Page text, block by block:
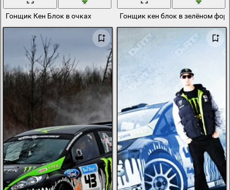
Гонщик Кен Блок в очках Гонщик кен блок в зелёном